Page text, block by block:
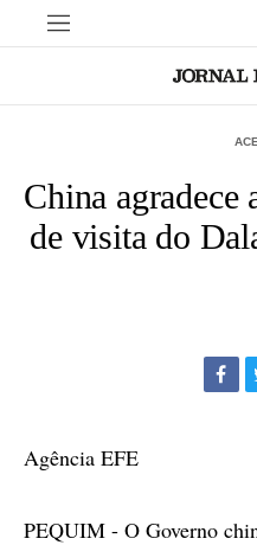
China agradece
de visita do
Agência EFE
PEQUIM - O Governo